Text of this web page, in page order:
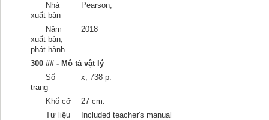
Nhà
xuất bản
Pearson,
Năm
xuất bản,
phát hành
2018
300 ## - Mô tả vật lý
Số
trang
x, 738 p.
Khổ cỡ
27 cm.
Tư liệu
Included teacher's manual